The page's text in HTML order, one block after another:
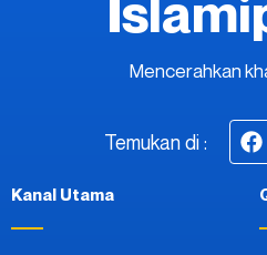
Mencerahkan
Temukan di :
Kanal Utama